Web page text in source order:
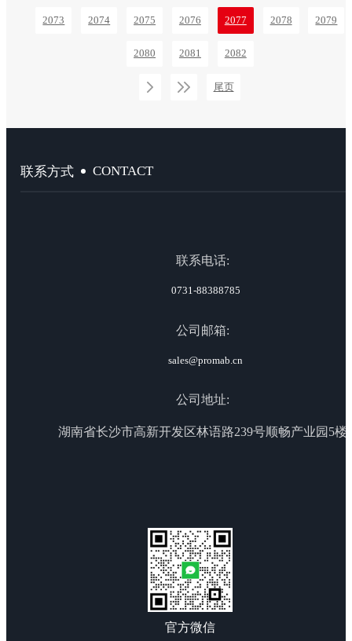
2073 2074 2075 2076 2077 2078 2079
2080 2081 2082
尾页
联系方式 CONTACT
联系电话:
0731-88388785
公司邮箱:
sales@promab.cn
公司地址:
湖南省长沙市高新开发区林语路239号顺畅产业园5楼
官方微信